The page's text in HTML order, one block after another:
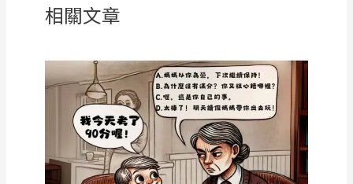
相關文章